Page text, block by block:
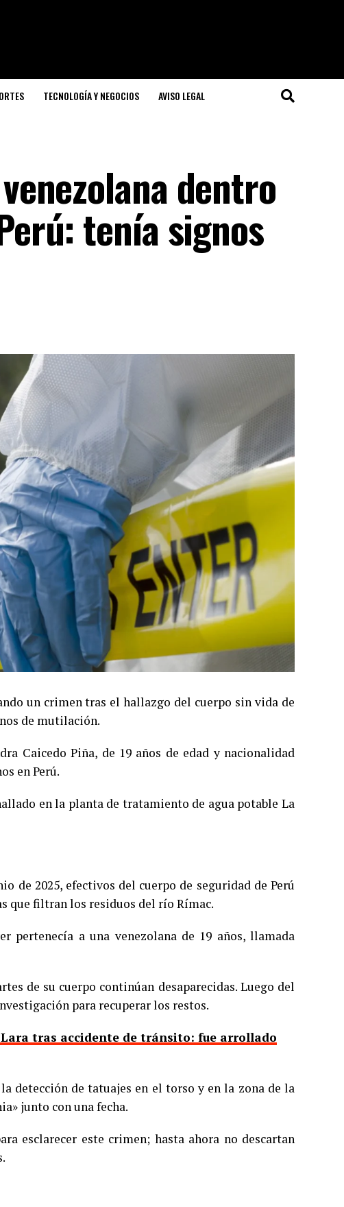
TECNOLOGÍA Y NEGOCIOS AVISO LEGAL
dentro
tenía signos
un crimen tras el hallazgo del cuerpo sin vida de
de mutilación.
Caicedo Piña, de 19 años de edad y nacionalidad
en Perú.
en la planta de tratamiento de agua potable La
de 2025, efectivos del cuerpo de seguridad de Perú
que filtran los residuos del río Rímac.
pertenecía a una venezolana de 19 años, llamada
de su cuerpo continúan desaparecidas. Luego del
para recuperar los restos.
tras accidente de tránsito: fue arrollado
detección de tatuajes en el torso y en la zona de la
junto con una fecha.
esclarecer este crimen; hasta ahora no descartan